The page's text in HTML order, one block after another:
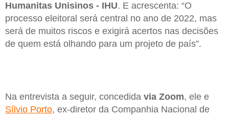
Humanitas Unisinos - IHU. E acrescenta: “O
processo eleitoral será central no ano de 2022, mas
será de muitos riscos e exigirá acertos nas decisões
de quem está olhando para um projeto de país”.
Na entrevista a seguir, concedida via Zoom, ele e
Sílvio Porto, ex-diretor da Companhia Nacional de